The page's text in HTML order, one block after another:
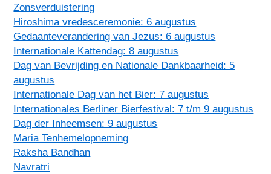
Zonsverduistering
Hiroshima vredesceremonie: 6 augustus
Gedaanteverandering van Jezus: 6 augustus
Internationale Kattendag: 8 augustus
Dag van Bevrijding en Nationale Dankbaarheid: 5
augustus
Internationale Dag van het Bier: 7 augustus
Internationales Berliner Bierfestival: 7 t/m 9 augustus
Dag der Inheemsen: 9 augustus
Maria Tenhemelopneming
Raksha Bandhan
Navratri